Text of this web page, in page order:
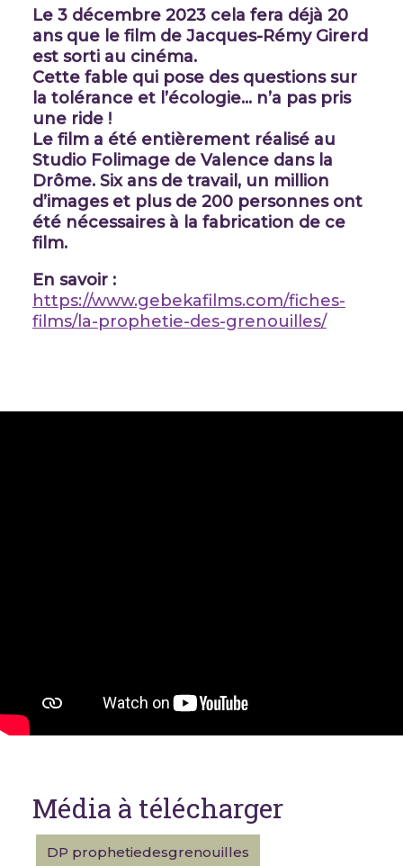
Le 3 décembre 2023 cela fera déjà 20
ans que le film de Jacques-Rémy Girerd
est sorti au cinéma.
Cette fable qui pose des questions sur
la tolérance et l’écologie… n’a pas pris
une ride !
Le film a été entièrement réalisé au
Studio Folimage de Valence dans la
Drôme. Six ans de travail, un million
d’images et plus de 200 personnes ont
été nécessaires à la fabrication de ce
film.
En savoir :
https://www.gebekafilms.com/fiches-
films/la-prophetie-des-grenouilles/
Média à télécharger
DP prophetiedesgrenouilles